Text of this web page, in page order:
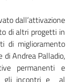
dall’attivazione
di altri progetti in
di miglioramento
di Andrea Palladio,
permanenti e
gli incontri e al